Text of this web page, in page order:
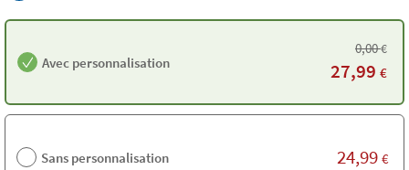
Avec personnalisation
0,00€
27,99 €
Sans personnalisation 24,99 €